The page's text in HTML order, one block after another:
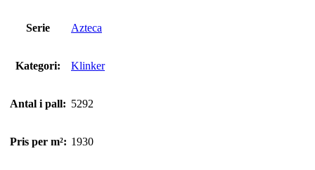
Serie Azteca
Kategori: Klinker
Antal i pall: 5292
Pris per m²: 1930